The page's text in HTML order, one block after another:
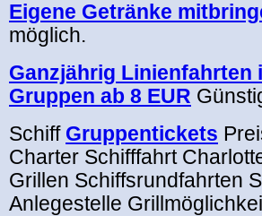
Eigene Getränke
möglich.
Ganzjährig Linienfahrten
Gruppen ab 8 EUR
Schiff Gruppentickets
Charter Schifffahrt
Grillen Schiffsrundfahrten
Anlegestelle